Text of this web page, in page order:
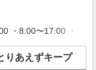
詳細を見る
・8:00〜17:00 ・
りあえずキープ